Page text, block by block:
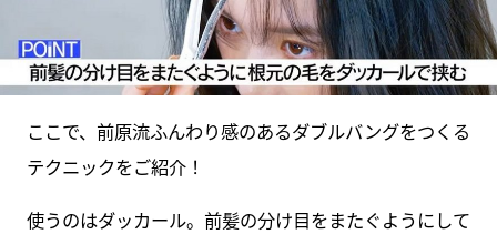
ここで、前原流ふんわり感のあるダブルバングをつくる
テクニックをご紹介！
使うのはダッカール。前髪の分け目をまたぐようにして